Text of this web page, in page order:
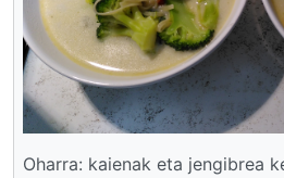
Oharra: kaienak eta jengibrea